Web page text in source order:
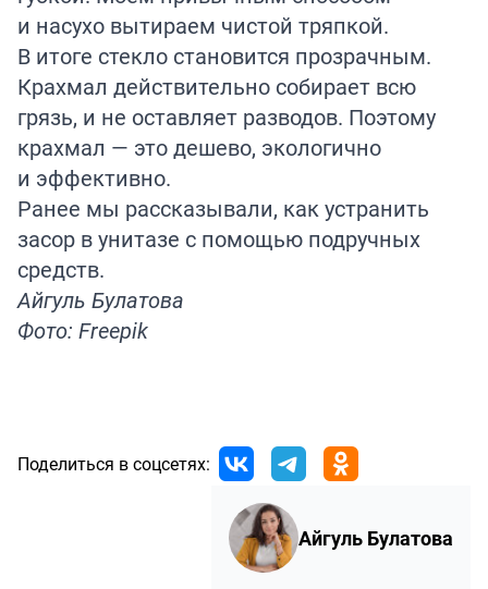
и насухо вытираем чистой тряпкой.
В итоге стекло становится прозрачным.
Крахмал действительно собирает всю
грязь, и не оставляет разводов. Поэтому
крахмал — это дешево, экологично
и эффективно.
Ранее мы рассказывали, как устранить
засор в унитазе с помощью подручных
средств.
Айгуль Булатова
Фото: Freepik
Поделиться в соцсетях:
Айгуль Булатова